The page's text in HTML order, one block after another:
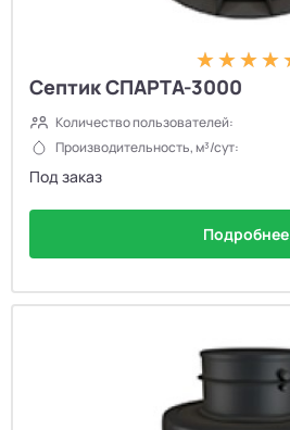
Септик СПАРТА-3000
Количество пользователей:
Производительность, м³/сут:
Под заказ
Подробнее